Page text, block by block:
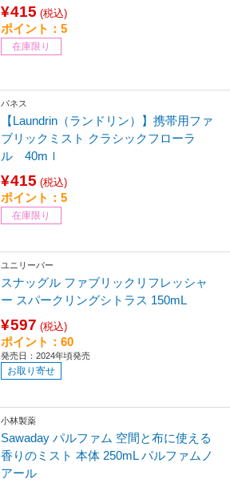
¥415 (税込)
ポイント：5
在庫限り
パネス
【Laundrin（ランドリン）】携帯用ファ
ブリックミスト クラシックフローラ
ル 40mｌ
¥415 (税込)
ポイント：5
在庫限り
ユニリーバー
スナッグル ファブリックリフレッシャ
ー スパークリングシトラス 150mL
¥597 (税込)
ポイント：60
発売日：2024年頃発売
お取り寄せ
小林製薬
Sawaday パルファム 空間と布に使える
香りのミスト 本体 250mL パルファムノ
アール